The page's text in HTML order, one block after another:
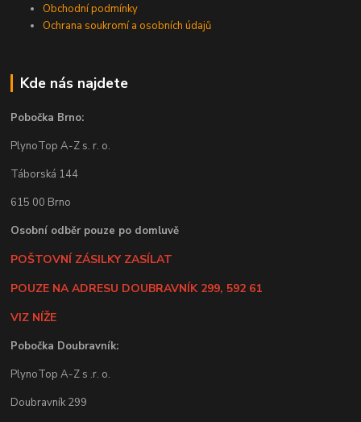
Obchodní podmínky
Ochrana soukromí a osobních údajů
Kde nás najdete
Pobočka Brno:
PlynoTop A-Z s. r. o.
Táborská 144
615 00 Brno
Osobní odběr pouze po domluvě
POŠTOVNÍ ZÁSILKY ZASÍLAT
POUZE NA ADRESU DOUBRAVNÍK 299, 592 61
VIZ NÍŽE
Pobočka Doubravník:
PlynoTop A-Z s .r. o.
Doubravník 299